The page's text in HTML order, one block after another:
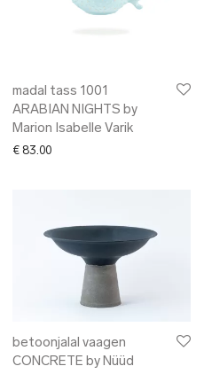
madal tass 1001
ARABIAN NIGHTS by
Marion Isabelle Varik
€ 83.00
betoonjalal vaagen
CONCRETE by Nüüd